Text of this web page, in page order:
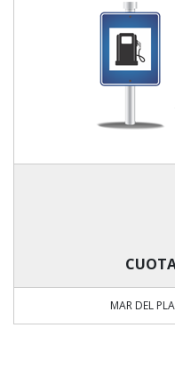
MAR DEL